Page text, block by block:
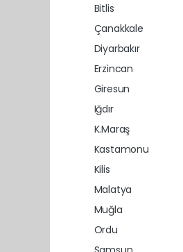
Bitlis
Çanakkale
Diyarbakır
Erzincan
Giresun
Iğdır
K.Maraş
Kastamonu
Kilis
Malatya
Muğla
Ordu